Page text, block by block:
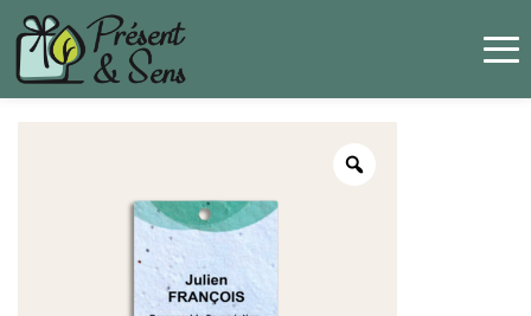
Panneau de gestion des cookies